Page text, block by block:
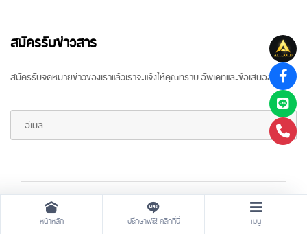
สมัครรับข่าวสาร
สมัครรับจดหมายข่าวของเราแล้วเราจะแจ้งให้คุณทราบ อัพเดทและข้อเสนอล่าสุด
Copyright © 2026 All rights reserved ARR Gold Trading
หน้าหลัก ปรึกษาฟรี! คลิกที่นี่ เมนู